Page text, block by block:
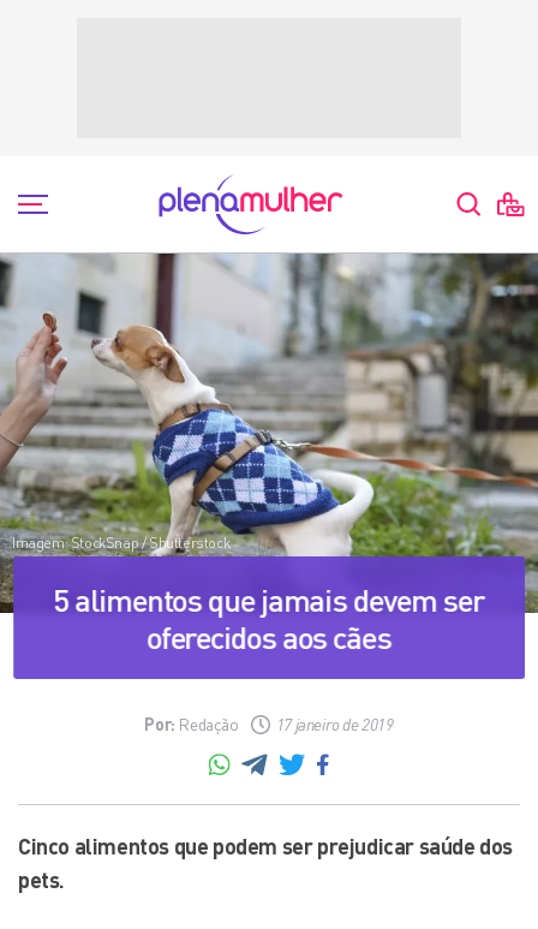
Espaço Pet
Imagem: StockSnap / Shutterstock
5 alimentos que jamais devem ser
oferecidos aos cães
Por: Redação 17 janeiro de 2019
Cinco alimentos que podem ser prejudicar saúde dos
pets.